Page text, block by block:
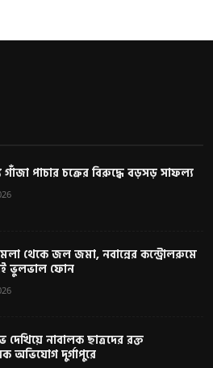
পাচার চক্রের বিরুদ্ধে বড়সড় সাফল্য
থেকে জল জমা, নবান্নের কন্ট্রোলরুমে
ভুলভাল ফোন
নাবালক ছাত্রদের রক্ত
অভিযোগ দুর্গাপুরে